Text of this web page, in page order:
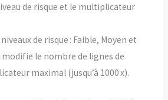
de risque et le multiplicateur
de risque : Faible, Moyen et
modifie le nombre de lignes de
maximal (jusqu’à 1000 x).